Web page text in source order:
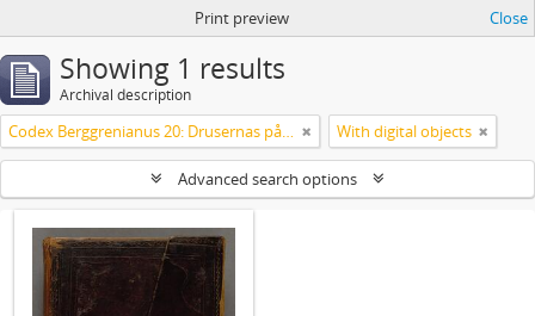
Print preview Close
Showing 1 results
Archival description
Codex Berggrenianus 20: Drusernas på Libanon heliga bok With digital objects
Advanced search options